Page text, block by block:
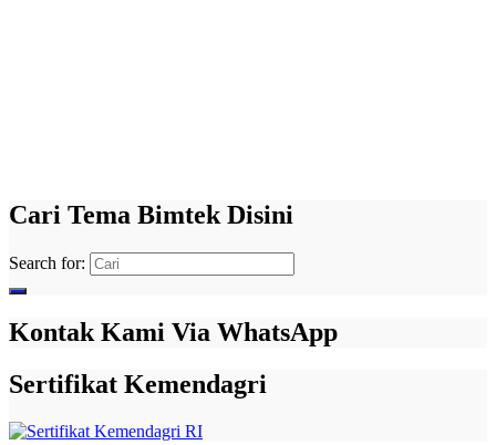
Cari Tema Bimtek Disini
Search for:
Kontak Kami Via WhatsApp
Sertifikat Kemendagri